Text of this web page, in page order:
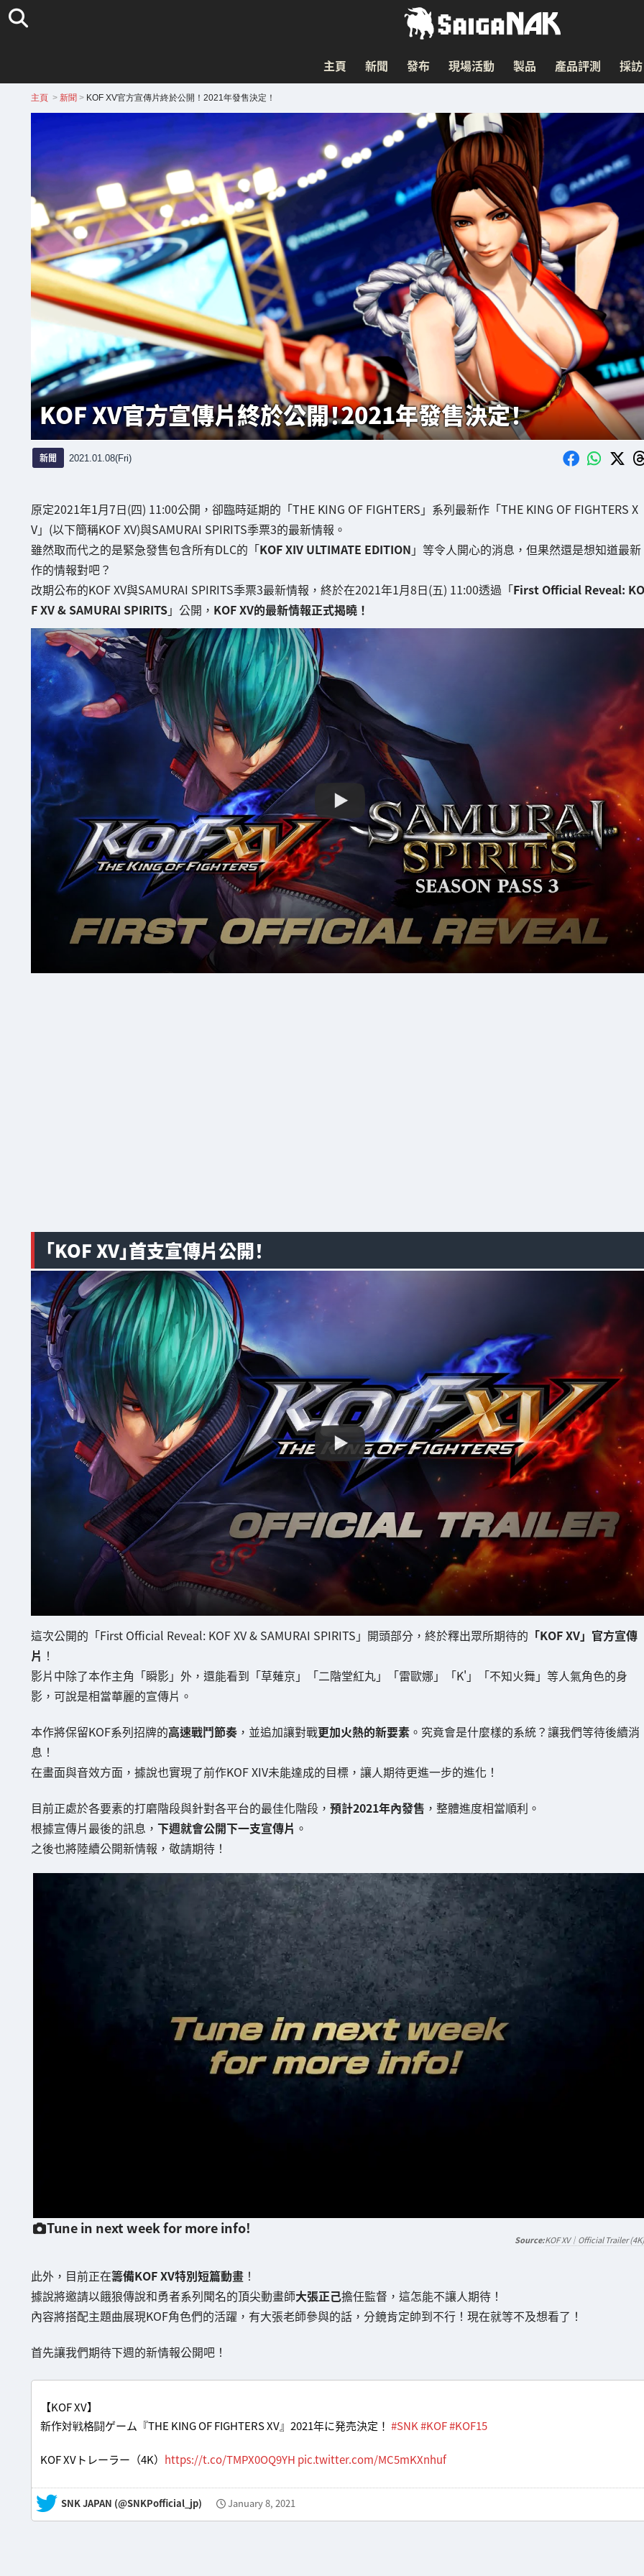
主頁 新聞 發布 現場活動 製品 產品評測 採訪
主頁 > 新聞 > KOF XV官方宣傳片終於公開！2021年發售決定！
KOF XV官方宣傳片終於公開！2021年發售決定！
新聞 2021.01.08(Fri)
原定2021年1月7日(四) 11:00公開，卻臨時延期的「THE KING OF FIGHTERS」系列最新作「THE KING OF FIGHTERS X
V」(以下簡稱KOF XV)與SAMURAI SPIRITS季票3的最新情報。
雖然取而代之的是緊急發售包含所有DLC的「KOF XIV ULTIMATE EDITION 」等令人開心的消息，但果然還是想知道最新
作的情報對吧？
改期公布的KOF XV與SAMURAI SPIRITS季票3最新情報，終於在2021年1月8日(五) 11:00透過「First Official Reveal: KO
F XV & SAMURAI SPIRITS」公開， KOF XV的最新情報正式揭曉！
「KOF XV」首支宣傳片公開！
這次公開的「First Official Reveal: KOF XV & SAMURAI SPIRITS」開頭部分，終於釋出眾所期待的 「KOF XV」官方宣傳
片 ！
影片中除了本作主角「瞬影」外，還能看到「草薙京」「二階堂紅丸」「雷歐娜」「K'」「不知火舞」等人氣角色的身
影，可說是相當華麗的宣傳片。
本作將保留KOF系列招牌的高速戰鬥節奏，並追加讓對戰更加火熱的新要素。究竟會是什麼樣的系統？讓我們等待後續消
息！
在畫面與音效方面，據說也實現了前作KOF XIV未能達成的目標，讓人期待更進一步的進化！
目前正處於各要素的打磨階段與針對各平台的最佳化階段， 預計2021年內發售 ，整體進度相當順利。
根據宣傳片最後的訊息， 下週就會公開下一支宣傳片 。
之後也將陸續公開新情報，敬請期待！
Tune in next week for more info!
KOF XV｜Official Trailer (4K)
此外，目前正在籌備KOF XV特別短篇動畫！
據說將邀請以餓狼傳說和勇者系列聞名的頂尖動畫師大張正己擔任監督，這怎能不讓人期待！
內容將搭配主題曲展現KOF角色們的活躍，有大張老師參與的話，分鏡肯定帥到不行！現在就等不及想看了！
首先讓我們期待下週的新情報公開吧！
【KOF XV】
新作対戦格闘ゲーム『THE KING OF FIGHTERS XV』2021年に発売決定！ #SNK#KOF#KOF15
KOF XVトレーラー（4K） https://t.co/TMPX0OQ9YH pic.twitter.com/MC5mKXnhuf
— SNK JAPAN (@SNKPofficial_jp) January 8, 2021